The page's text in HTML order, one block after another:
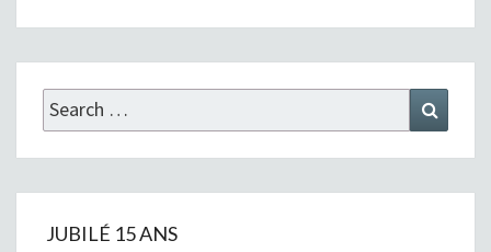
Search
for:
JUBILÉ 15 ANS